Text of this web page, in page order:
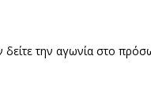
την αγωνία στο